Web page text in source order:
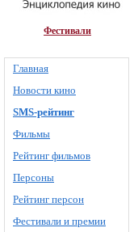
Фестивали
Главная
Новости кино
SMS-рейтинг
Фильмы
Рейтинг фильмов
Персоны
Рейтинг персон
Фестивали и премии